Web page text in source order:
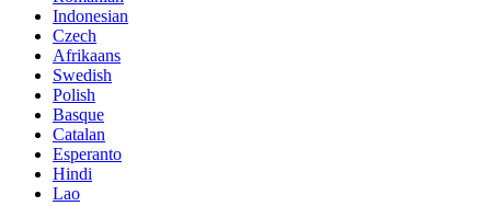
Indonesian
Czech
Afrikaans
Swedish
Polish
Basque
Catalan
Esperanto
Hindi
Lao